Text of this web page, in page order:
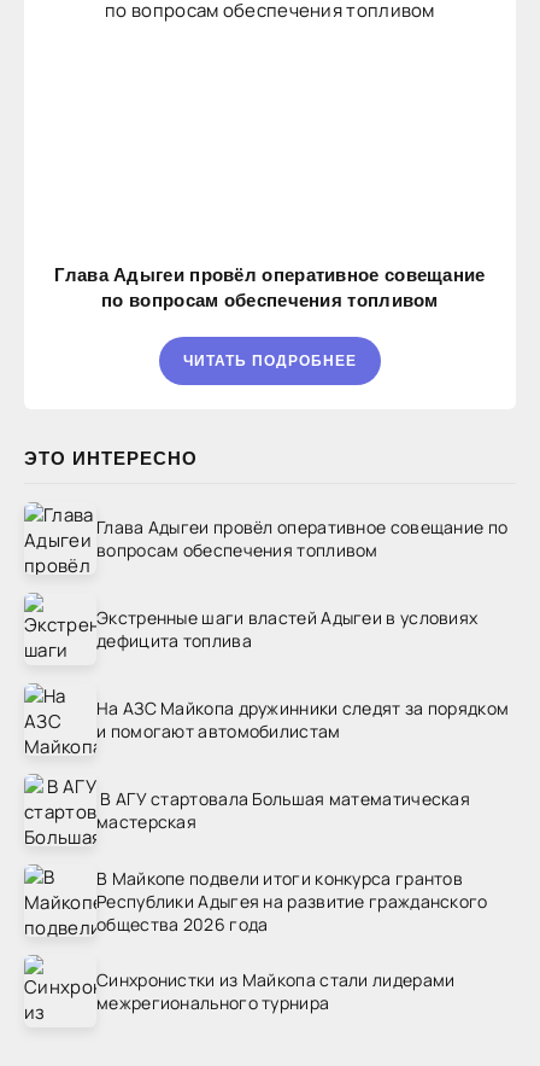
Глава Адыгеи провёл оперативное совещание
по вопросам обеспечения топливом
ЧИТАТЬ ПОДРОБНЕЕ
ЭТО ИНТЕРЕСНО
Глава Адыгеи провёл оперативное совещание по
вопросам обеспечения топливом
Экстренные шаги властей Адыгеи в условиях
дефицита топлива
На АЗС Майкопа дружинники следят за порядком
и помогают автомобилистам
В АГУ стартовала Большая математическая
мастерская
В Майкопе подвели итоги конкурса грантов
Республики Адыгея на развитие гражданского
общества 2026 года
Синхронистки из Майкопа стали лидерами
межрегионального турнира